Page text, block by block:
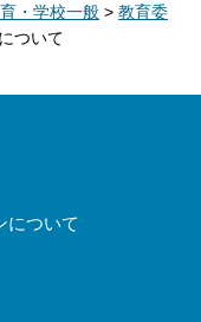
・学校一般 > 教育委
ついて
について